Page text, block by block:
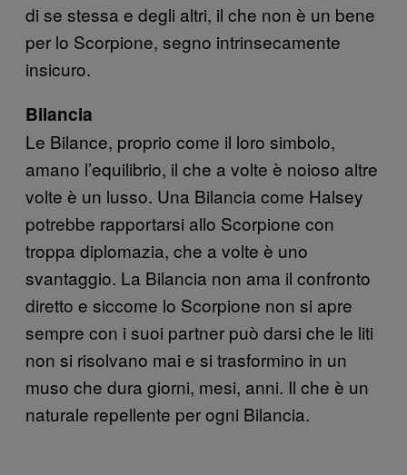
di se stessa e degli altri, il che non è un bene
per lo Scorpione, segno intrinsecamente
insicuro.
Bilancia
Le Bilance, proprio come il loro simbolo,
amano l’equilibrio, il che a volte è noioso altre
volte è un lusso. Una Bilancia come Halsey
potrebbe rapportarsi allo Scorpione con
troppa diplomazia, che a volte è uno
svantaggio. La Bilancia non ama il confronto
diretto e siccome lo Scorpione non si apre
sempre con i suoi partner può darsi che le liti
non si risolvano mai e si trasformino in un
muso che dura giorni, mesi, anni. Il che è un
naturale repellente per ogni Bilancia.